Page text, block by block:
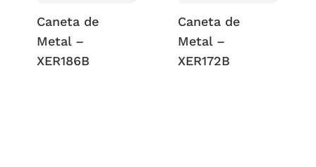
Caneta de
Metal –
XER186B
Caneta de
Metal –
XER172B